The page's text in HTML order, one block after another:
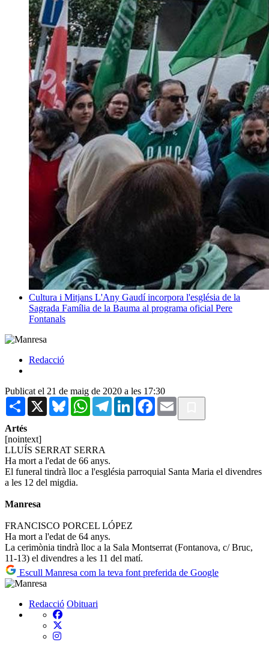
Cultura i Mitjans L'Any Gaudí incorpora l'església de la
Sagrada Família de la Bauma al programa oficial Pere
Fontanals
Redacció
Publicat el 21 de maig de 2020 a les 17:30
Share X BlueskyWhatsAppTelegramLinkedInFacebook
Email
Artés
[nointext]
LLUÍS SERRAT SERRA
Ha mort a l'edat de 66 anys.
El funeral tindrà lloc a l'església parroquial Santa Maria el divendres
a les 12 del migdia.
Manresa
FRANCISCO PORCEL LÓPEZ
Ha mort a l'edat de 64 anys.
La cerimònia tindrà lloc a la Sala Montserrat (Fontanova, c/ Bruc,
11-13) el divendres a les 11 del matí.
Escull Manresa com la teva font preferida de Google
Redacció Obituari